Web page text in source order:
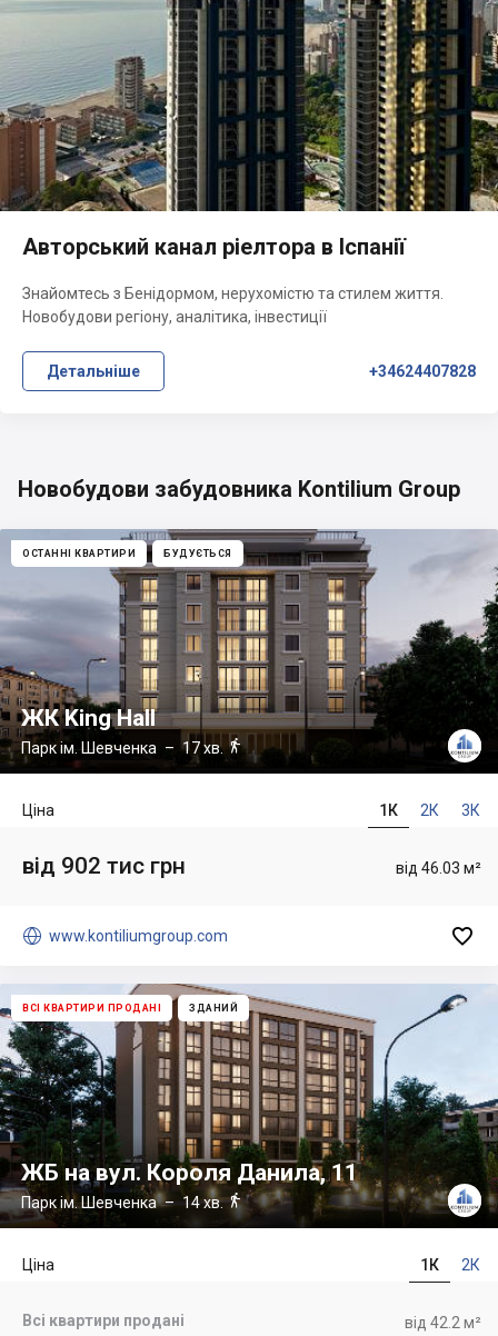
Авторський канал ріелтора в Іспанії
Знайомтесь з Бенідормом, нерухомістю та стилем життя.
Новобудови регіону, аналітика, інвестиції
Детальніше +34624407828
Новобудови забудовника Kontilium Group
ОСТАННІ КВАРТИРИ БУДУЄТЬСЯ
ЖК King Hall
Парк ім. Шевченка – 17 хв.
1К 2К 3К
Ціна
від 46.03 м²
від 902 тис грн
 www.kontiliumgroup.com 
ВСІ КВАРТИРИ ПРОДАНІ ЗДАНИЙ
ЖБ на вул. Короля Данила, 11
Парк ім. Шевченка– 14 хв.
1К 2К
Ціна
від 42.2 м²
Всі квартири продані